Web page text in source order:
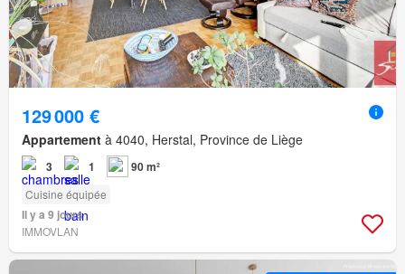
129 000 €
Appartement à 4040, Herstal, Province de Liège
3 1 90 m²
Cuisine équipée
Il y a 9 jours
IMMOVLAN